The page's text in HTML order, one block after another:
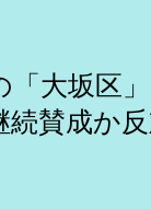
大坂区
賛成か